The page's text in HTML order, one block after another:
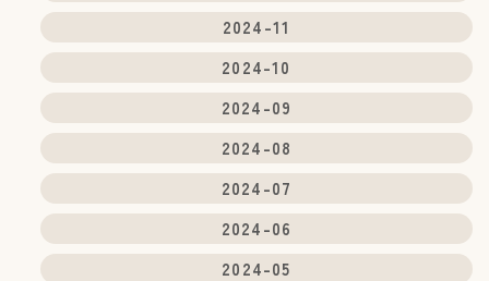
2024-11
2024-10
2024-09
2024-08
2024-07
2024-06
2024-05